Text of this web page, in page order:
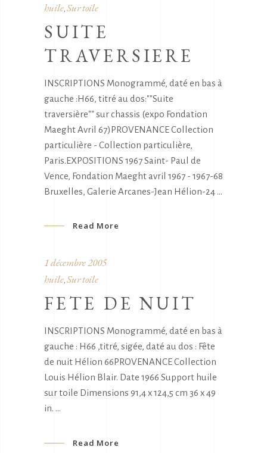
huile, Sur toile
SUITE
TRAVERSIERE
INSCRIPTIONS Monogrammé, daté en bas à
gauche :H66, titré au dos:""Suite
traversière"" sur chassis (expo Fondation
Maeght Avril 67)PROVENANCE Collection
particulière - Collection particulière,
Paris.EXPOSITIONS 1967 Saint- Paul de
Vence, Fondation Maeght avril 1967 - 1967-68
Bruxelles, Galerie Arcanes-Jean Hélion-24
Read More
1 décembre 2005
huile, Sur toile
FETE DE NUIT
INSCRIPTIONS Monogrammé, daté en bas à
gauche : H66 ,titré, sigée, daté au dos : Fête
de nuit Hélion 66PROVENANCE Collection
Louis Hélion Blair. Date 1966 Support huile
sur toile Dimensions 91,4 x 124,5 cm 36 x 49
in.
Read More